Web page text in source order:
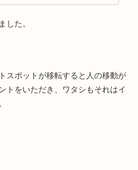
した。
スポットが移転すると人の移動が
トをいただき、ワタシもそれはイ